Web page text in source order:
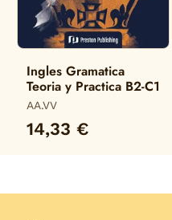
Ingles Gramatica
Teoria y Practica B2-C1
AA.VV
14,33 €